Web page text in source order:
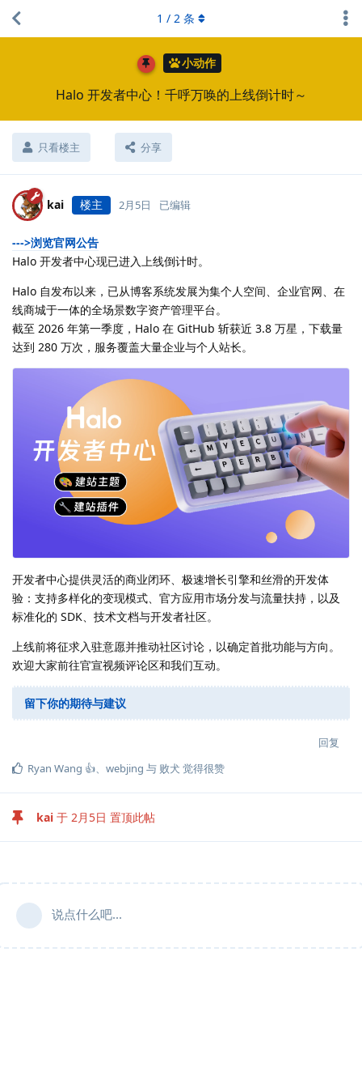
小动作
Halo 开发者中心！千呼万唤的上线倒计时～
只看楼主 分享
1 / 2 条
kai 楼主 2月5日 已编辑
--->浏览官网公告
Halo 开发者中心现已进入上线倒计时。
Halo 自发布以来，已从博客系统发展为集个人空间、企业官网、在
线商城于一体的全场景数字资产管理平台。
截至 2026 年第一季度，Halo 在 GitHub 斩获近 3.8 万星，下载量
达到 280 万次，服务覆盖大量企业与个人站长。
开发者中心提供灵活的商业闭环、极速增长引擎和丝滑的开发体
验：支持多样化的变现模式、官方应用市场分发与流量扶持，以及
标准化的 SDK、技术文档与开发者社区。
上线前将征求入驻意愿并推动社区讨论，以确定首批功能与方向。
欢迎大家前往官宣视频评论区和我们互动。
留下你的期待与建议
回复
Ryan Wang 👍、 webjing 与 败犬 觉得很赞
kai 于 2月5日 置顶此帖
说点什么吧...